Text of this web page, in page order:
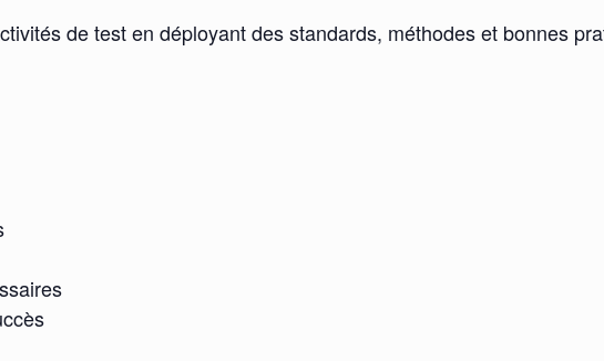
de test en déployant des standards, méthodes et bonnes